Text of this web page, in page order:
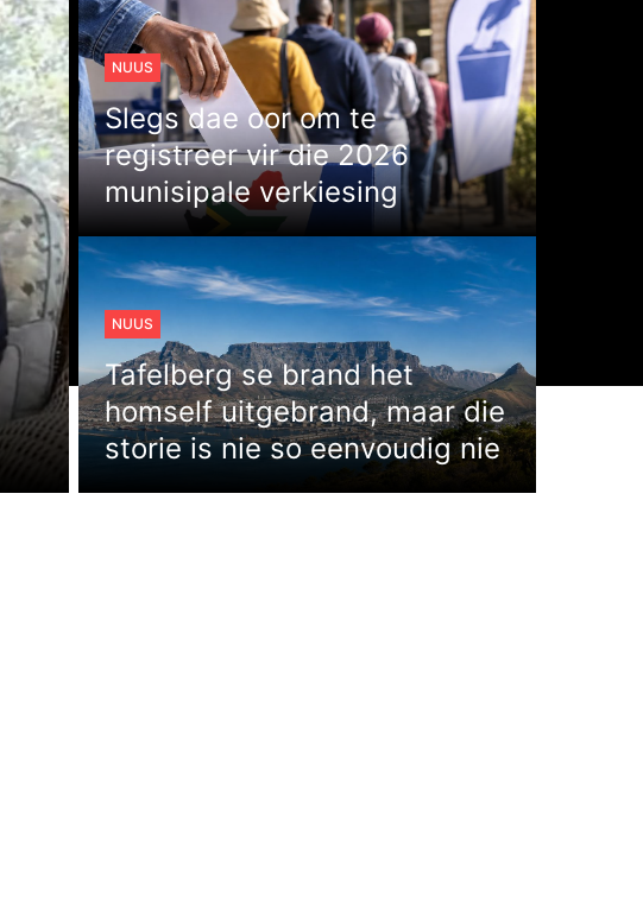
NUUS
Slegs dae oor om te
registreer vir die 2026
munisipale verkiesing
NUUS
Tafelberg se brand het
homself uitgebrand, maar die
storie is nie so eenvoudig nie